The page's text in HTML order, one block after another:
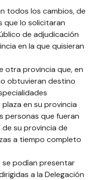
todos los cambios, de
que lo solicitaran
de adjudicación
en la que quisieran
otra provincia que, en
obtuvieran destino
en su provincia
personas que fueran
su provincia de
a tiempo completo
se podían presentar
a la Delegación